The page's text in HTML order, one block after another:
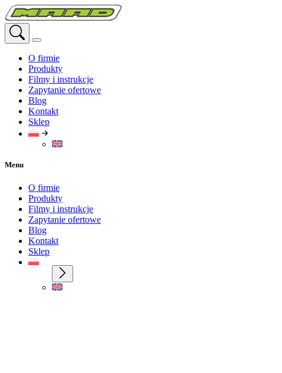
Przejdź
do
treści
O firmie
Produkty
Filmy i instrukcje
Zapytanie ofertowe
Blog
Kontakt
Sklep
Menu
O firmie
Produkty
Filmy i instrukcje
Zapytanie ofertowe
Blog
Kontakt
Sklep